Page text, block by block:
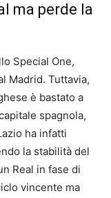
ma perde la
Special One,
Madrid. Tuttavia,
è bastato a
spagnola,
ha infatti
la stabilità del
Real in fase di
vincente ma